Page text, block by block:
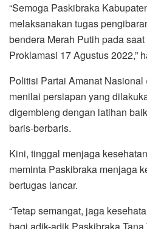
“Semoga Paskibraka
melaksanakan tugas
bendera Merah Putih pada
Proklamasi 17 Agustus 2022,”
Politisi Partai Amanat
menilai persiapan yang
digembleng dengan latihan
baris-berbaris.
Kini, tinggal menjaga
meminta Paskibraka menjaga
bertugas lancar.
“Tetap semangat, jaga